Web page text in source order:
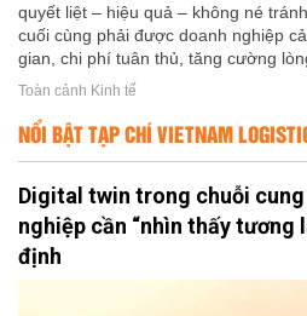
quyết liệt – hiệu quả – không né
cuối cùng phải được doanh nghiệp
gian, chi phí tuân thủ, tăng cường
Toàn cảnh Kinh tế
NỔI BẬT TẠP CHÍ VIETNAM
Digital twin trong chuỗi
nghiệp cần “nhìn thấy tương
định